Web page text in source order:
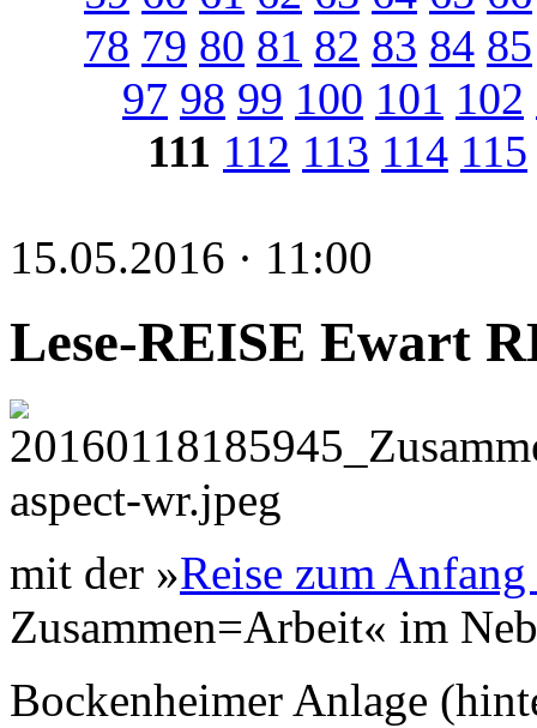
78 79 80 81 82 83 84 85
97 98 99 100 101 102
111 112 113 114 115
15.05.2016 · 11:00
Lese-REISE Ewart
mit der »Reise zum
Zusammen=Arbeit« im
Bockenheimer Anlage